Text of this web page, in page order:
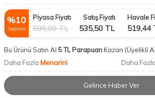
%10
İndirim
Piyasa Fiyatı
595,00TL
Satış Fiyatı
535,50 TL
Havale
519,44
Bu Ürünü Satın Al 5 TL ParapuanKazan (Üyelikli
Daha Fazla Menarini Daha Fazla
Gelince Haber Ver